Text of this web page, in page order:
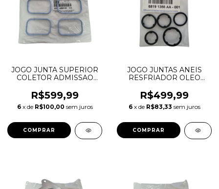
JOGO JUNTA SUPERIOR
COLETOR ADMISSAO
DURANGO 3.6 V6
PENTASTAR 05184562AC
R$599,99
6 x de R$100,00 sem juros
JOGO JUNTAS ANEIS
RESFRIADOR OLEO
DURANGO MOPAR 3.6 V6
PENTASTAR 68191356AA
68191356AB
R$499,99
6 x de R$83,33 sem juros